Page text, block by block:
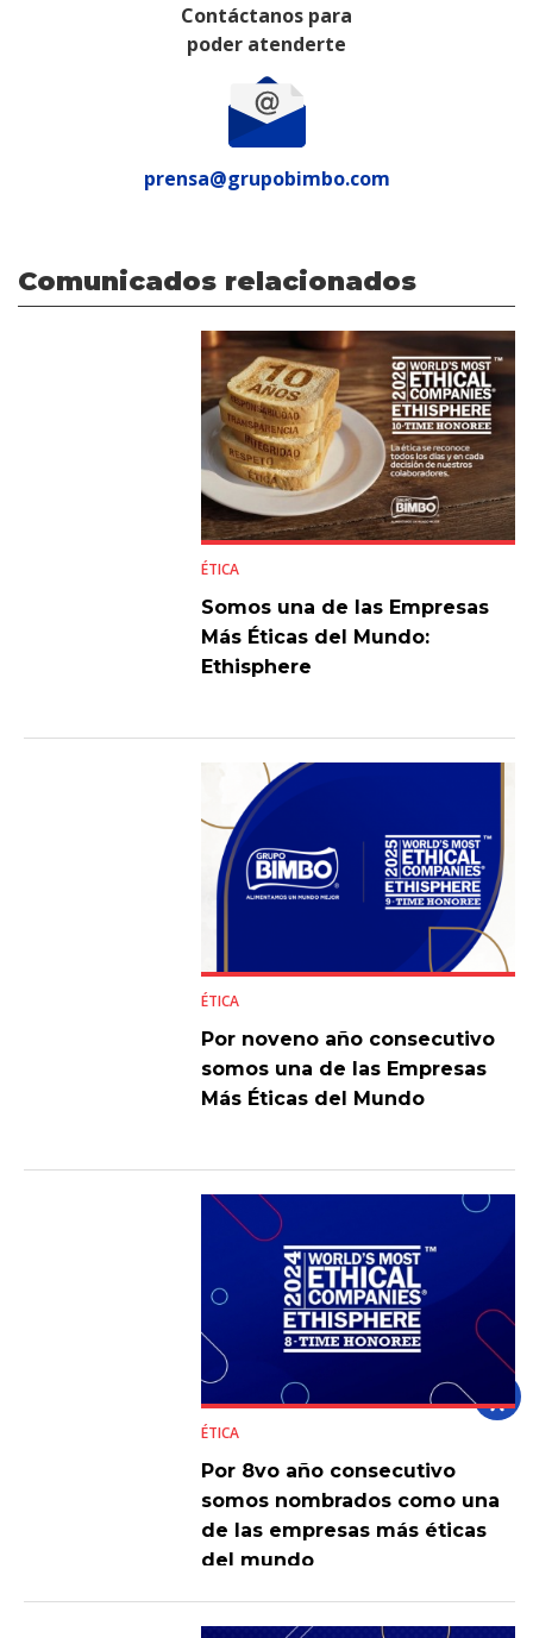
Contáctanos para
poder atenderte
prensa@grupobimbo.com
Comunicados relacionados
ÉTICA
Somos una de las Empresas
Más Éticas del Mundo:
Ethisphere
ÉTICA
Por noveno año consecutivo
somos una de las Empresas
Más Éticas del Mundo
ÉTICA
Por 8vo año consecutivo
somos nombrados como una
de las empresas más éticas
del mundo